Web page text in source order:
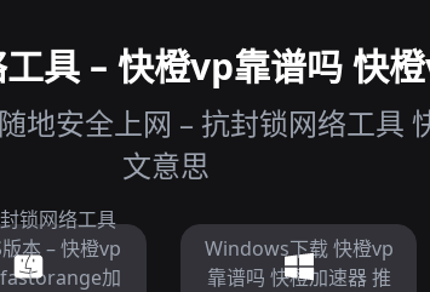
具 – 快橙vp靠谱吗 快
地安全上网 – 抗封锁网络工具
文意思
锁网络工具
本 – 快橙vp
加
Windows下载 快橙vp
靠谱吗 快橙加速器 推